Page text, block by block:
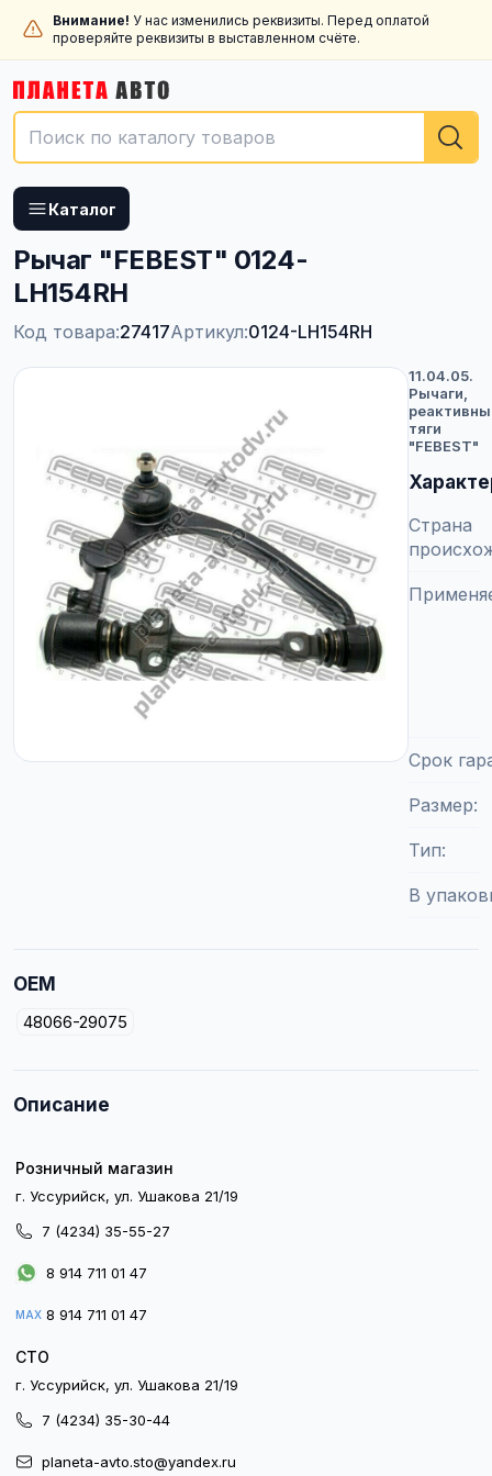
Внимание! У нас изменились реквизиты. Перед оплатой
проверяйте реквизиты в выставленном счёте.
Каталог
Рычаг "FEBEST" 0124-
LH154RH
Код товара:27417Артикул:0124-LH154RH
11.04.05.
Рычаги,
тяги
"FEBEST"
Страна
Срок
Размер
Тип
В
OEM
48066-29075
Описание
Розничный магазин
г. Уссурийск, ул. Ушакова 21/19
7 (4234) 35-55-27
8 914 711 01 47
MAX 8 914 711 01 47
СТО
г. Уссурийск, ул. Ушакова 21/19
7 (4234) 35-30-44
planeta-avto.sto@yandex.ru